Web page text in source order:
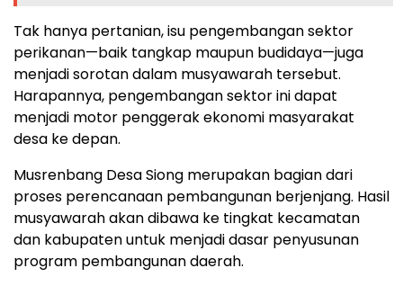
Tak hanya pertanian, isu pengembangan sektor
perikanan—baik tangkap maupun budidaya—juga
menjadi sorotan dalam musyawarah tersebut.
Harapannya, pengembangan sektor ini dapat
menjadi motor penggerak ekonomi masyarakat
desa ke depan.
Musrenbang Desa Siong merupakan bagian dari
proses perencanaan pembangunan berjenjang. Hasil
musyawarah akan dibawa ke tingkat kecamatan
dan kabupaten untuk menjadi dasar penyusunan
program pembangunan daerah.